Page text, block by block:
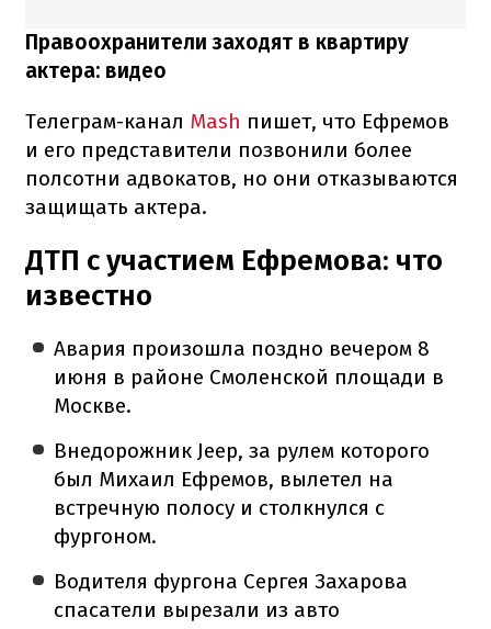
Правоохранители заходят в квартиру
актера: видео
Телеграм-канал Mash пишет, что Ефремов
и его представители позвонили более
полсотни адвокатов, но они отказываются
защищать актера.
ДТП с участием Ефремова: что
известно
Авария произошла поздно вечером 8
июня в районе Смоленской площади в
Москве.
Внедорожник Jeep, за рулем которого
был Михаил Ефремов, вылетел на
встречную полосу и столкнулся с
фургоном.
Водителя фургона Сергея Захарова
спасатели вырезали из авто